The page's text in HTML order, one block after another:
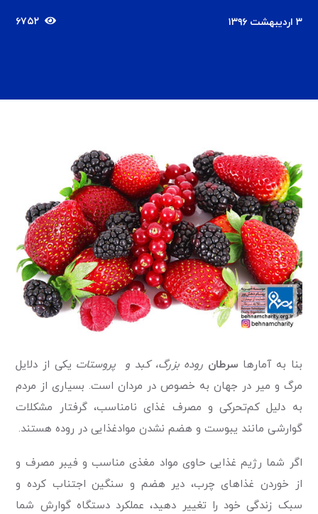
۳ اردیبهشت ۱۳۹۶ ۶۷۵۲
بنا به آمارها سرطان روده بزرگ، کبد و پروستات یکی از دلایل
مرگ و میر در جهان به خصوص در مردان است. بسیاری از مردم
به دلیل کم‌تحرکی و مصرف غذای نامناسب، گرفتار مشکلات
گوارشی مانند یبوست و هضم نشدن موادغذایی در روده هستند.
اگر شما رژیم غذایی حاوی مواد مغذی مناسب و فیبر مصرف و
از خوردن غذاهای چرب، دیر هضم و سنگین اجتناب کرده و
سبک زندگی خود را تغییر دهید، عملکرد دستگاه گوارش شما